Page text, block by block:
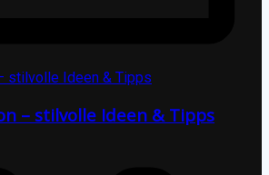
– stilvolle Ideen & Tipps